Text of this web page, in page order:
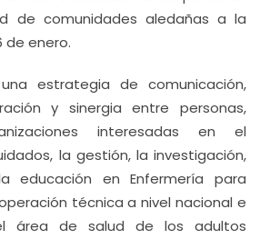
de comunidades aledañas a la
de enero.
estrategia de comunicación,
y sinergia entre personas,
interesadas en el
la gestión, la investigación,
educación en Enfermería para
técnica a nivel nacional e
área de salud de los adultos